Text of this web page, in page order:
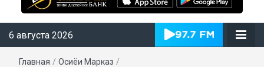
6 августа 2026
Главная / Осиёи Марказӣ /